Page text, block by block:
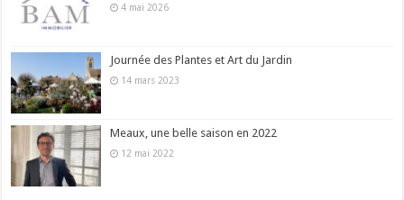
4 mai 2026
Journée des Plantes et Art du Jardin
14 mars 2023
Meaux, une belle saison en 2022
12 mai 2022